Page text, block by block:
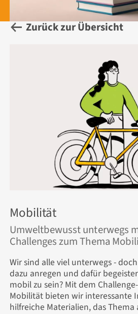
Mobilität
Umweltbewusst unterwegs
Challenges zum Thema
Wir sind alle viel unterwegs -
dazu anregen und dafür
mobil zu sein? Mit dem
Mobilität bieten wir interessante
hilfreiche Materialien, das Thema
Zurück zur Übersicht